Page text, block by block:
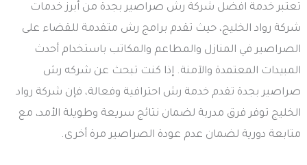
تعتبر خدمة افضل شركة رش صراصير بجدة من أبرز خدمات
شركة رواد الخليج، حيث تقدم برامج رش متقدمة للقضاء على
الصراصير في المنازل والمطاعم والمكاتب باستخدام أحدث
المبيدات المعتمدة والآمنة. إذا كنت تبحث عن شركه رش
صراصير بجدة تقدم خدمة رش احترافية وفعالة، فإن شركة رواد
الخليج توفر فرق مدربة لضمان نتائج سريعة وطويلة الأمد، مع
متابعة دورية لضمان عدم عودة الصراصير مرة أخرى.